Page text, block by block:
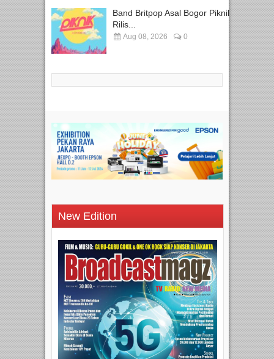
Band Britpop Asal Bogor Piknik
Rilis...
Aug 08, 2026 0
New Edition